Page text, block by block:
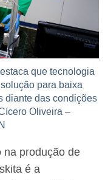
que tecnologia
para baixa
diante das condições
Oliveira –
na produção de
é a